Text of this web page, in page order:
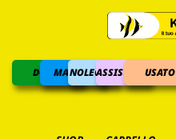
DOLCEMARINO
NOLEGGIOASSISTENZAUSATO